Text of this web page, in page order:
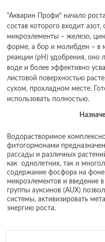
"Акварин Профи" начало
состав которого входит
микроэлементы – железо,
форме, а бор и молибден – в
реакции (рН) удобрения, оно
воде и более эффективно
листовой поверхностью
сухом, прохладном месте.
использовать полностью.
Водорастворимое
фитогормонами
рассады и различных
как однолетних, так и
содержание фосфора на
микроэлементов и введение
группы ауксинов (AUX)
системы, активизировать
энергию роста.